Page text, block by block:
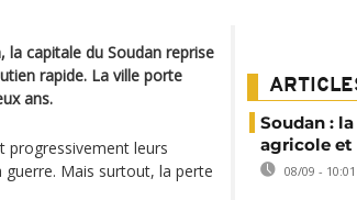
capitale du Soudan reprise
rapide. La ville porte
ans.
progressivement leurs
guerre. Mais surtout, la perte
Soudan :
agricole et
08/09 - 10:01